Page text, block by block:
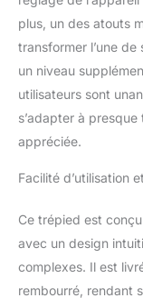
plus, un des atouts
transformer l’une
un niveau
utilisateurs sont
s’adapter à
appréciée.
Facilité d’utilisation
Ce trépied est
avec un design
complexes. Il est
rembourré, rendant